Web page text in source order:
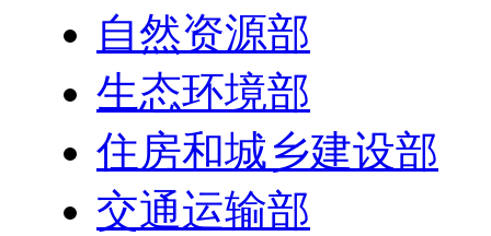
自然资源部
生态环境部
住房和城乡建设部
交通运输部